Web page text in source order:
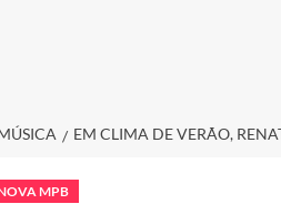
EM CLIMA DE VERÃO,
MPB